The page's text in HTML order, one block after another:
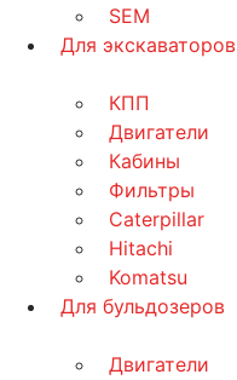
SEM
Для экскаваторов
КПП
Двигатели
Кабины
Фильтры
Caterpillar
Hitachi
Komatsu
Для бульдозеров
Двигатели